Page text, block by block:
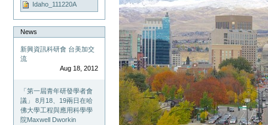
Idaho_111220A
News
新興資訊科研會 台美加交
流
Aug 18, 2012
「第一屆青年研發學者會
議」 8月18、19兩日在哈
佛大學工程與應用科學學
院Maxwell Dworkin